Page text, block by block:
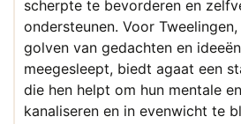
scherpte te bevorderen en
ondersteunen. Voor
golven van gedachten en
meegesleept, biedt agaat een
die hen helpt om hun mentale
kanaliseren en in evenwicht te